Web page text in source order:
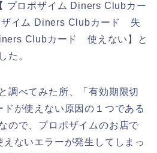
プロポザイム Diners Clubカー
イム Diners Clubカード 失
Clubカード 使えない】と
た。
調べてみた所、「有効期限切
が使えない原因の１つである
ので、プロポザイムのお店で
ないエラーが発生してしまっ